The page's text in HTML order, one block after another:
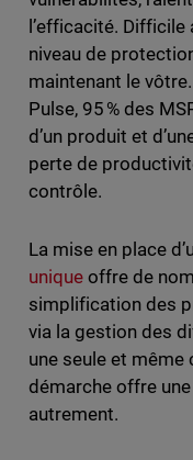
l’efficacité.
niveau de
maintenant le
Pulse, 95 % des
d’un produit et
perte de
contrôle.
La mise en place
uniqueoffre de
simplification des
via la gestion des
une seule et même
démarche offre
autrement.